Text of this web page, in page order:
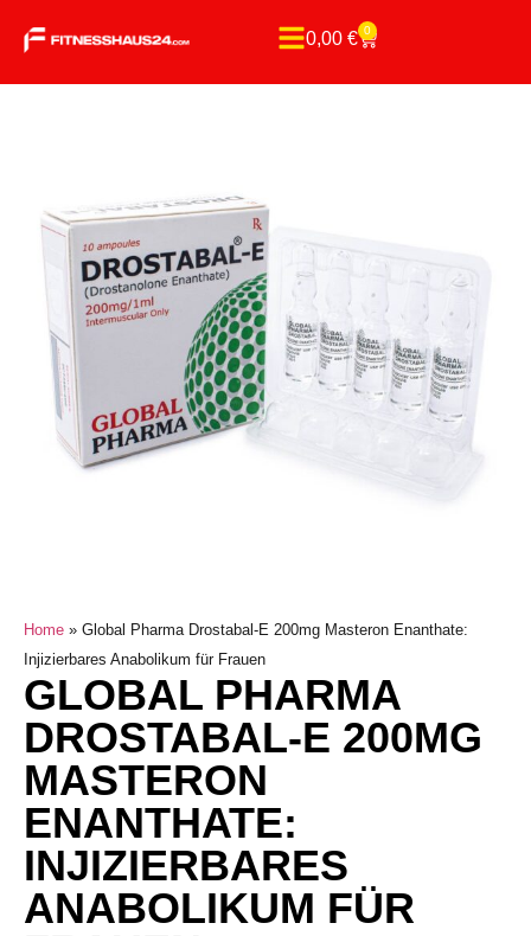
0,00 € 0
Home » Global Pharma Drostabal-E 200mg Masteron Enanthate:
Injizierbares Anabolikum für Frauen
GLOBAL PHARMA
DROSTABAL-E 200MG
MASTERON
ENANTHATE:
INJIZIERBARES
ANABOLIKUM FÜR